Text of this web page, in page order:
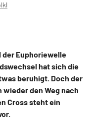
der Euphoriewelle
hat sich die
beruhigt. Doch der
den Weg nach
Cross steht ein